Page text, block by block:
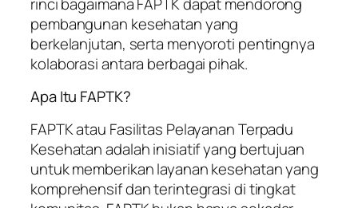
pembangunan kesehatan yang
berkelanjutan, serta menyoroti pentingnya
kolaborasi antara berbagai pihak.
Apa Itu FAPTK?
FAPTK atau Fasilitas Pelayanan Terpadu
Kesehatan adalah inisiatif yang bertujuan
untuk memberikan layanan kesehatan yang
komprehensif dan terintegrasi di tingkat